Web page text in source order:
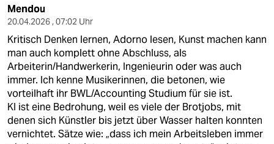
Mendou
20.04.2026 , 07:02 Uhr
Kritisch Denken lernen, Adorno lesen, Kunst machen kann
man auch komplett ohne Abschluss, als
Arbeiterin/Handwerkerin, Ingenieurin oder was auch
immer. Ich kenne Musikerinnen, die betonen, wie
vorteilhaft ihr BWL/Accounting Studium für sie ist.
KI ist eine Bedrohung, weil es viele der Brotjobs, mit
denen sich Künstler bis jetzt über Wasser halten konnten
vernichtet. Sätze wie: „dass ich mein Arbeitsleben immer